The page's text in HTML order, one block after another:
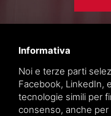
Area clienti
Privacy policy
Sitemap
Informativa
Noi e terze parti
Facebook, LinkedIn,
tecnologie simili per
consenso, anche